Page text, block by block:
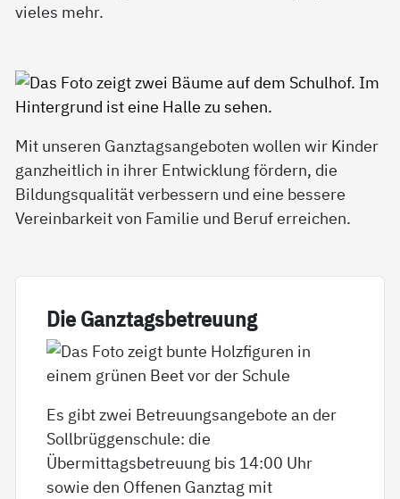
vieles mehr.
Mit unseren Ganztagsangeboten wollen wir Kinder
ganzheitlich in ihrer Entwicklung fördern, die
Bildungsqualität verbessern und eine bessere
Vereinbarkeit von Familie und Beruf erreichen.
Die Ganz­tags­be­t­reu­ung
Es gibt zwei Betreuungsangebote an der
Sollbrüggenschule: die
Übermittagsbetreuung bis 14:00 Uhr
sowie den Offenen Ganztag mit